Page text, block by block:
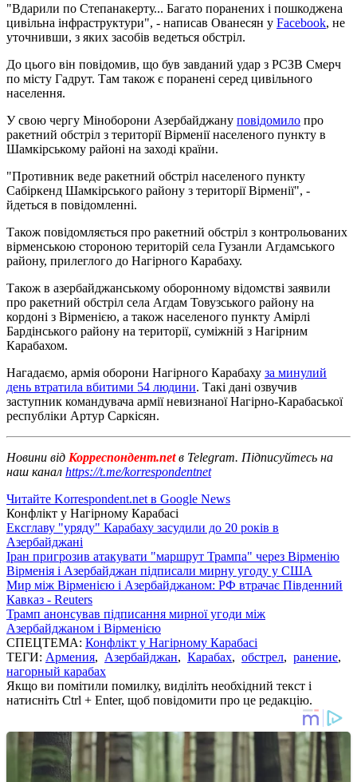
"Вдарили по Степанакерту... Багато поранених і пошкоджена
цивільна інфраструктури", - написав Ованесян у Facebook, не
уточнивши, з яких засобів ведеться обстріл.
До цього він повідомив, що був завданий удар з РСЗВ Смерч
по місту Гадрут. Там також є поранені серед цивільного
населення.
У свою чергу Міноборони Азербайджану повідомило про
ракетний обстріл з території Вірменії населеного пункту в
Шамкірському районі на заході країни.
"Противник веде ракетний обстріл населеного пункту
Сабіркенд Шамкірського району з території Вірменії", -
йдеться в повідомленні.
Також повідомляється про ракетний обстріл з контрольованих
вірменською стороною територій села Гузанли Агдамського
району, прилеглого до Нагірного Карабаху.
Також в азербайджанському оборонному відомстві заявили
про ракетний обстріл села Агдам Товузського району на
кордоні з Вірменією, а також населеного пункту Амірлі
Бардінського району на території, суміжній з Нагірним
Карабахом.
Нагадаємо, армія оборони Нагірного Карабаху за минулий
день втратила вбитими 54 людини. Такі дані озвучив
заступник командувача армії невизнаної Нагірно-Карабаської
республіки Артур Саркісян.
Новини від Корреспондент.netв Telegram. Підписуйтесь на
наш канал https://t.me/korrespondentnet
Читайте Korrespondent.net в Google News
Конфлікт у Нагірному Карабасі
Ексглаву "уряду" Карабаху засудили до 20 років в
Азербайджані
Іран пригрозив атакувати "маршрут Трампа" через Вірменію
Вірменія і Азербайджан підписали мирну угоду у США
Мир між Вірменією і Азербайджаном: РФ втрачає Південний
Кавказ - Reuters
Трамп анонсував підписання мирної угоди між
Азербайджаном і Вірменією
СПЕЦТЕМА: Конфлікт у Нагірному Карабасі
ТЕГИ: Армения, Азербайджан, Карабах, обстрел, ранение,
нагорный карабах
Якщо ви помітили помилку, виділіть необхідний текст і
натисніть Ctrl + Enter, щоб повідомити про це редакцію.